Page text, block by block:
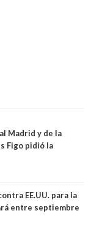
Madrid y de la
Figo pidió la
y cobarde que he
EE.UU. para la
entre septiembre